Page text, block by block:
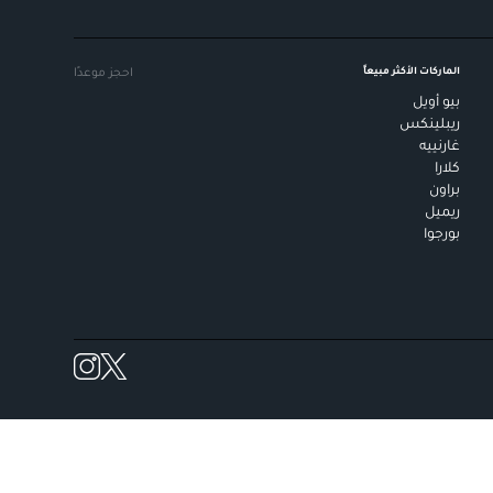
الماركات الأكثر مبيعاً
بيو أويل
ريبلينكس
غارنييه
كلارا
براون
ريميل
بورجوا
احجز موعدًا